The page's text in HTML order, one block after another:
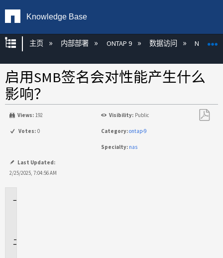
Knowledge Base
扩展/隐缩全局层次
主页 内部部署 ONTAP 9 数据访问 NAS
启用SMB签名会对性能产生什么
影响？
Views: 192 Visibility: Public
Votes: 0 Category:ontap-9
Specialty: nas
Last Updated:
2/25/2025, 7:04:56 AM